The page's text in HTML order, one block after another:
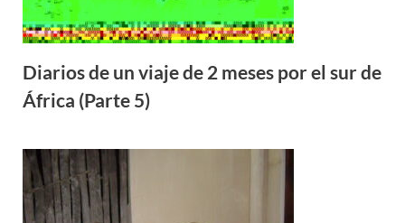
Diarios de un viaje de 2 meses por el sur de
África (Parte 5)